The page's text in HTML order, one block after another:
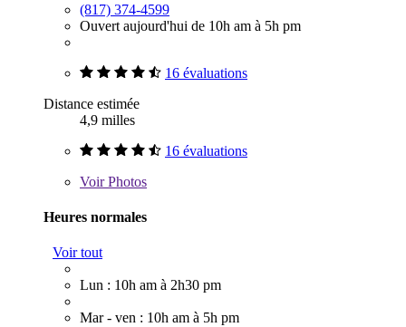
(817) 374-4599
Ouvert aujourd'hui de 10h am à 5h pm
16 évaluations
Distance estimée
4,9 milles
16 évaluations
VoirPhotos
Heures normales
Voir tout
Lun : 10h am à 2h30 pm
Mar - ven : 10h am à 5h pm